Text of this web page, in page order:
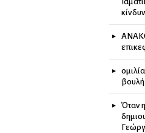
βουλή
Όταν